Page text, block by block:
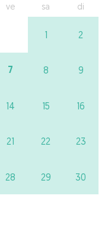
ve sa di
1 2
7 8 9
14 15 16
21 22 23
28 29 30